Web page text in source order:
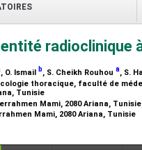
radioclinique
, O. Ismail b, S. Cheikh Rouhou a, S.
thoracique, faculté de
Tunisie
Mami, 2080 Ariana,
Mami, 2080 Ariana, Tunisie